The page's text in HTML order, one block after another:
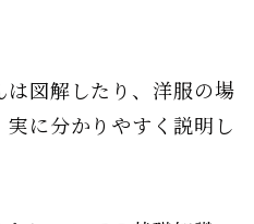
図解したり、洋服の場
に分かりやすく説明し